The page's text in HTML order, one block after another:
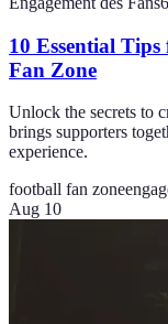
10 Essential
Fan Zone
Unlock the secrets to
brings supporters
experience.
football fan zone
Aug 10